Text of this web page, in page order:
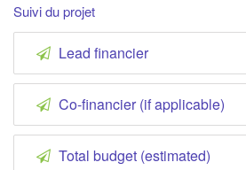
Suivi du projet
Lead financier
Co-financier (if applicable)
Total budget (estimated)